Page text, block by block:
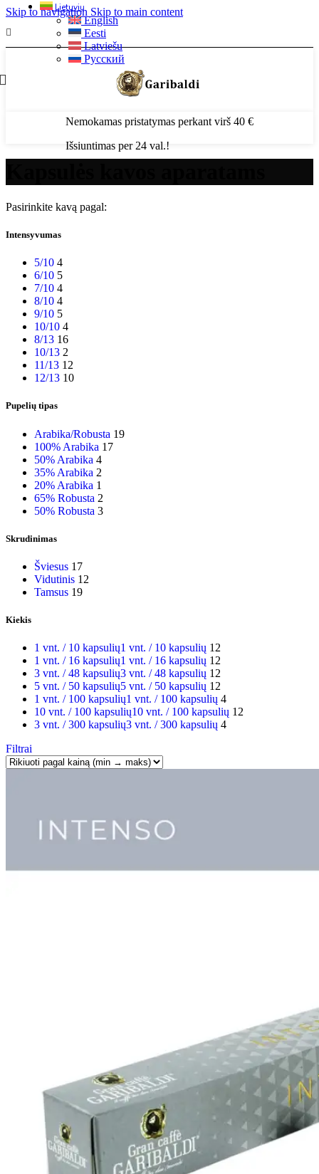
Skip to navigation Skip to main content
Lietuvių
English
Eesti
Latviešu
Русский
Nemokamas pristatymas perkant virš 40 €
Išsiuntimas per 24 val.!
Pasirinkite kavą pagal:
Intensyvumas
5/10 4
6/10 5
7/10 4
8/10 4
9/10 5
10/10 4
8/13 16
10/13 2
11/13 12
12/13 10
Pupelių tipas
Arabika/Robusta 19
100% Arabika 17
50% Arabika 4
35% Arabika 2
20% Arabika 1
65% Robusta 2
50% Robusta 3
Skrudinimas
Šviesus 17
Vidutinis 12
Tamsus 19
Kiekis
1 vnt. / 10 kapsulių1 vnt. / 10 kapsulių 12
1 vnt. / 16 kapsulių1 vnt. / 16 kapsulių 12
3 vnt. / 48 kapsulių3 vnt. / 48 kapsulių 12
5 vnt. / 50 kapsulių5 vnt. / 50 kapsulių 12
1 vnt. / 100 kapsulių1 vnt. / 100 kapsulių 4
10 vnt. / 100 kapsulių10 vnt. / 100 kapsulių 12
3 vnt. / 300 kapsulių3 vnt. / 300 kapsulių 4
Filtrai